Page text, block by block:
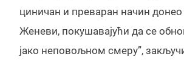
циничан и преваран начин
Женеви, покушавајући да се
јако неповољном смеру”,